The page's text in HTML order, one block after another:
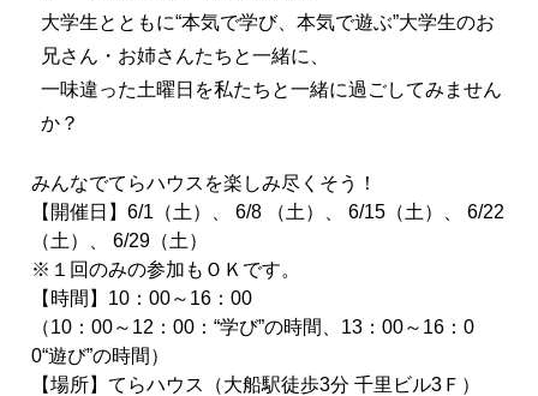
大学生とともに“本気で学び、本気で遊ぶ”大学生のお
兄さん・ お姉さんたちと一緒に、
一味違った土曜日を私たちと一緒に過ごしてみません
か？
みんなでてらハウスを楽しみ尽くそう！
【開催日】6/1（土）、 6/8 （土）、 6/15（土）、 6/22
（土）、 6/29（土）
※１回のみの参加 もＯＫです。
【時間】10：00～16：00
（10：00～12：00：“学び”の時間、13：00～16：0
0“遊び”の時間）
【場所】てらハウス（大船駅徒歩3分 千里ビル3Ｆ）